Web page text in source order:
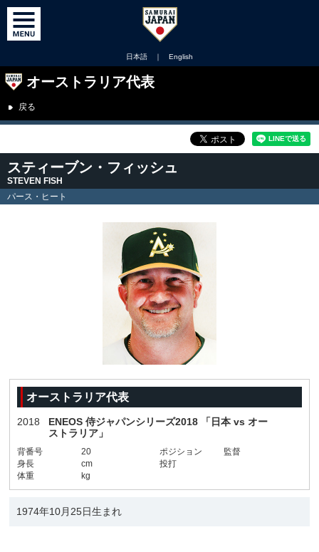
日本語 ｜ English
オーストラリア代表
戻る
スティーブン・フィッシュ
STEVEN FISH
パース・ヒート
オーストラリア代表
2018
ENEOS 侍ジャパンシリーズ2018 「日本 vs オー
ストラリア」
背番号 20 ポジション
監督
身長
cm
投打
体重
kg
1974年10月25日生まれ